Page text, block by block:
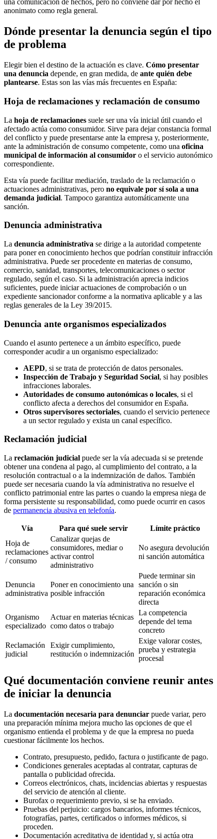
una comunicación de hechos, pero no conviene dar por hecho el
anonimato como regla general.
Dónde presentar la denuncia según el tipo
de problema
Elegir bien el destino de la actuación es clave. Cómo presentar
una denuncia depende, en gran medida, de ante quién debe
plantearse. Estas son las vías más frecuentes en España:
Hoja de reclamaciones y reclamación de consumo
La hoja de reclamaciones suele ser una vía inicial útil cuando el
afectado actúa como consumidor. Sirve para dejar constancia formal
del conflicto y puede presentarse ante la empresa y, posteriormente,
ante la administración de consumo competente, como una oficina
municipal de información al consumidor o el servicio autonómico
correspondiente.
Esta vía puede facilitar mediación, traslado de la reclamación o
actuaciones administrativas, pero no equivale por sí sola a una
demanda judicial. Tampoco garantiza automáticamente una
sanción.
Denuncia administrativa
La denuncia administrativa se dirige a la autoridad competente
para poner en conocimiento hechos que podrían constituir infracción
administrativa. Puede ser procedente en materias de consumo,
comercio, sanidad, transportes, telecomunicaciones o sector
regulado, según el caso. Si la administración aprecia indicios
suficientes, puede iniciar actuaciones de comprobación o un
expediente sancionador conforme a la normativa aplicable y a las
reglas generales de la Ley 39/2015.
Denuncia ante organismos especializados
Cuando el asunto pertenece a un ámbito específico, puede
corresponder acudir a un organismo especializado:
AEPD, si se trata de protección de datos personales.
Inspección de Trabajo y Seguridad Social, si hay posibles
infracciones laborales.
Autoridades de consumo autonómicas o locales, si el
conflicto afecta a derechos del consumidor en España.
Otros supervisores sectoriales, cuando el servicio pertenece
a un sector regulado y exista un canal específico.
Reclamación judicial
La reclamación judicial puede ser la vía adecuada si se pretende
obtener una condena al pago, al cumplimiento del contrato, a la
resolución contractual o a la indemnización de daños. También
puede ser necesaria cuando la vía administrativa no resuelve el
conflicto patrimonial entre las partes o cuando la empresa niega de
forma persistente su responsabilidad, como puede ocurrir en casos
de permanencia abusiva en telefonía.
Vía Para qué suele servir
Límite práctico
Hoja de
reclamaciones
/ consumo
Canalizar quejas de
consumidores, mediar o
activar control
administrativo
No asegura devolución
ni sanción automática
Denuncia
administrativa
Poner en conocimiento una
posible infracción
Puede terminar sin
sanción o sin
reparación económica
directa
Organismo
especializado
Actuar en materias técnicas
como datos o trabajo
La competencia
depende del tema
concreto
Reclamación
judicial
Exigir cumplimiento,
restitución o indemnización
Exige valorar costes,
prueba y estrategia
procesal
Qué documentación conviene reunir antes
de iniciar la denuncia
La documentación necesaria para denunciar puede variar, pero
una preparación mínima mejora mucho las opciones de que el
organismo entienda el problema y de que la empresa no pueda
cuestionar fácilmente los hechos.
Contrato, presupuesto, pedido, factura o justificante de pago.
Condiciones generales aceptadas al contratar, capturas de
pantalla o publicidad ofrecida.
Correos electrónicos, chats, incidencias abiertas y respuestas
del servicio de atención al cliente.
Burofax o requerimiento previo, si se ha enviado.
Pruebas del perjuicio: cargos bancarios, informes técnicos,
fotografías, partes, certificados o informes médicos, si
proceden.
Documentación acreditativa de identidad y, si actúa otra